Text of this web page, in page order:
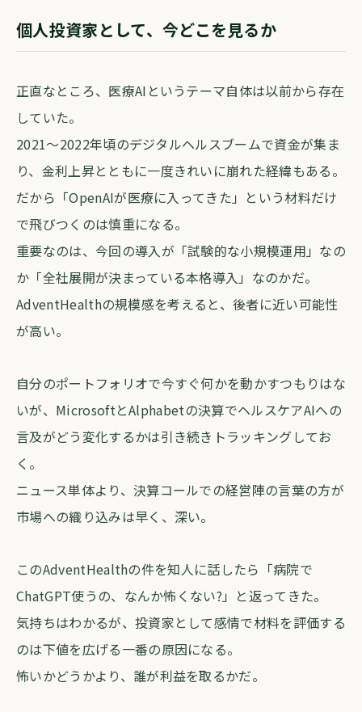
個人投資家として、今どこを見るか
正直なところ、医療AIというテーマ自体は以前から存在
していた。
2021〜2022年頃のデジタルヘルスブームで資金が集ま
り、金利上昇とともに一度きれいに崩れた経緯もある。
だから「OpenAIが医療に入ってきた」という材料だけ
で飛びつくのは慎重になる。
重要なのは、今回の導入が「試験的な小規模運用」なの
か「全社展開が決まっている本格導入」なのかだ。
AdventHealthの規模感を考えると、後者に近い可能性
が高い。
自分のポートフォリオで今すぐ何かを動かすつもりはな
いが、MicrosoftとAlphabetの決算でヘルスケアAIへの
言及がどう変化するかは引き続きトラッキングしてお
く。
ニュース単体より、決算コールでの経営陣の言葉の方が
市場への織り込みは早く、深い。
このAdventHealthの件を知人に話したら「病院で
ChatGPT使うの、なんか怖くない?」と返ってきた。
気持ちはわかるが、投資家として感情で材料を評価する
のは下値を広げる一番の原因になる。
怖いかどうかより、誰が利益を取るかだ。